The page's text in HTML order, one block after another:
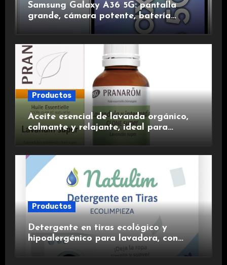
Samsung Galaxy A36 5G: pantalla
grande, cámara potente, batería
duradera y carga rápida para una
Productos
Aceite esencial de lavanda orgánico,
calmante y relajante, ideal para
Productos
Detergente en tiras ecológico y
hipoalergénico para lavadora, con
suavizante incluido y fragancia de
lavanda.